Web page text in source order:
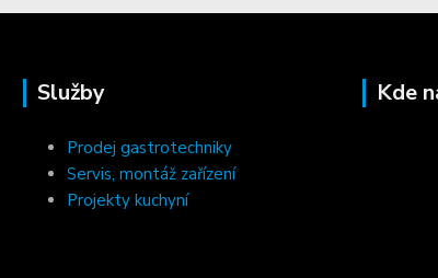
Služby
Prodej gastrotechniky
Servis, montáž zařízení
Projekty kuchyní
Kde